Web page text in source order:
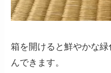
箱を開けると鮮やかな
んできます。